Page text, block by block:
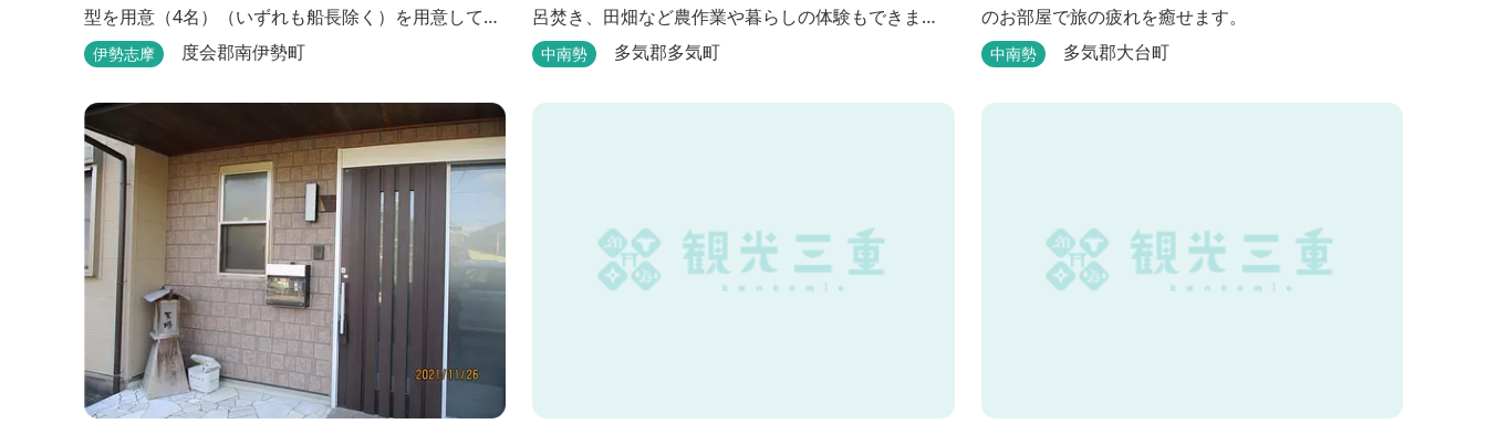
型を用意（4名）（いずれも船長除く）を用意してお
ります。鯛、黒鯛、ハマチ、ブリ、イカ等、お客様
から、徒歩2分です。
伊勢志摩 度会郡南伊勢町
呂焚き、田畑など農作業や暮らしの体験もできま
す。
中南勢 多気郡多気町
のお部屋で旅の疲れを癒せます。
中南勢 多気郡大台町